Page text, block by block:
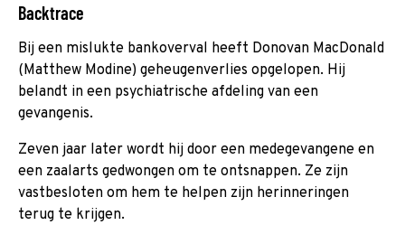
Backtrace
Bij een mislukte bankoverval heeft Donovan MacDonald
(Matthew Modine) geheugenverlies opgelopen. Hij
belandt in een psychiatrische afdeling van een
gevangenis.
Zeven jaar later wordt hij door een medegevangene en
een zaalarts gedwongen om te ontsnappen. Ze zijn
vastbesloten om hem te helpen zijn herinneringen
terug te krijgen.